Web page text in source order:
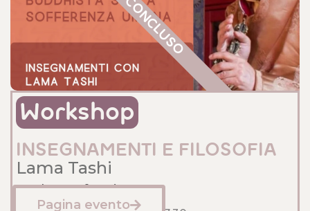
CONCLUSO
Workshop
INSEGNAMENTI E FILOSOFIA
Lama Tashi
Sede: Anfossi
Pagina evento